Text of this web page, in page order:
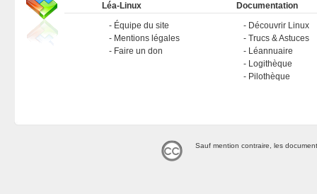
Léa-Linux
Équipe du site
Mentions légales
Faire un don
Documentation
Découvrir Linux
Trucs & Astuces
Léannuaire
Logithèque
Pilothèque
Sauf mention contraire, les